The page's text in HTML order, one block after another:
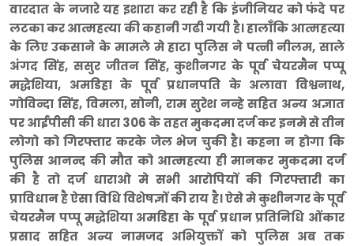
वारदात के नजारे यह इशारा कर रही है कि इंजीनियर को फंदे पर
लटका कर आत्महत्या की कहानी गढी गयी है। हालाँकि आत्महत्या
के लिए उकसाने के मामले मे हाटा पुलिस ने पत्नी नीलम, साले
अंगद सिंह, ससुर जीतन सिंह, कुशीनगर के पूर्व चेयरमैन पप्पू
मद्धेशिया, अमडिहा के पूर्व प्रधानपति के अलावा विश्वनाथ,
गोविन्दा सिंह, विमला, सोनी, राम सुरेश नन्हे सहित अन्य अज्ञात
पर आईपीसी की धारा 306 के तहत मुकदमा दर्ज कर इनमे से तीन
लोगो को गिरफ्तार करके जेल भेज चुकी है। कहना न होगा कि
पुलिस आनन्द की मौत को आत्महत्या ही मानकर मुकदमा दर्ज
की है तो दर्ज धाराओ मे सभी आरोपियों की गिरफ्तारी का
प्राविधान है ऐसा विधि विशेषज्ञों की राय है। ऐसे मे कुशीनगर के पूर्व
चेयरमैन पप्पू मद्धेशिया अमडिहा के पूर्व प्रधान प्रतिनिधि ओंकार
प्रसाद सहित अन्य नामजद अभियुक्तों को पुलिस अब तक